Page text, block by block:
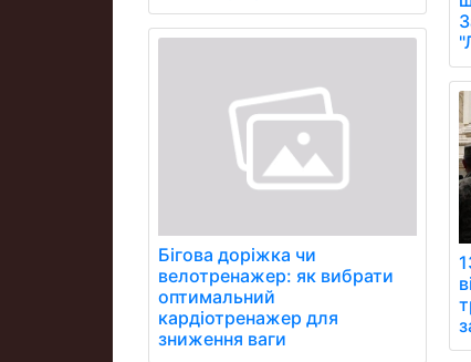
Бігова доріжка чи
велотренажер: як вибрати
оптимальний
кардіотренажер для
зниження ваги